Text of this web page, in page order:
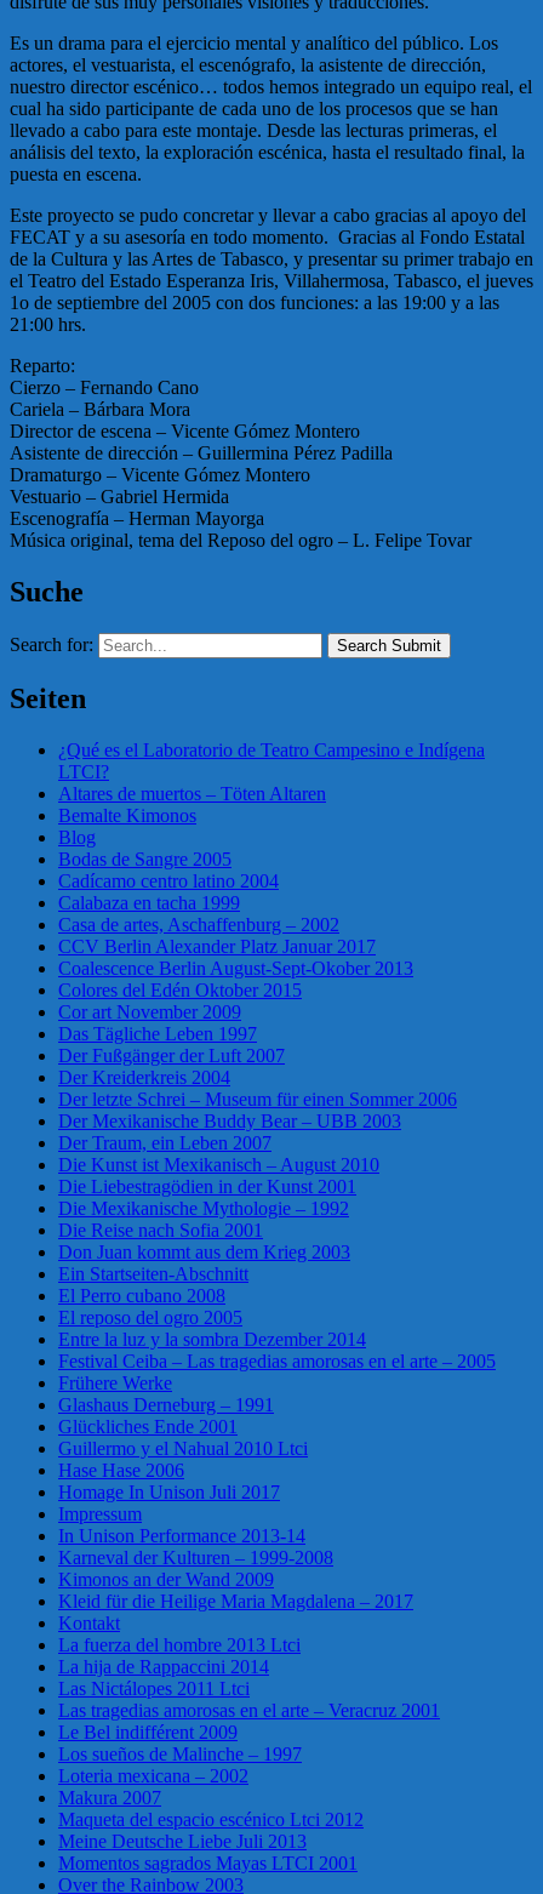
Es un drama para el ejercicio mental y analítico del público. Los
actores, el vestuarista, el escenógrafo, la asistente de dirección,
nuestro director escénico… todos hemos integrado un equipo real, el
cual ha sido participante de cada uno de los procesos que se han
llevado a cabo para este montaje. Desde las lecturas primeras, el
análisis del texto, la exploración escénica, hasta el resultado final, la
puesta en escena.
Este proyecto se pudo concretar y llevar a cabo gracias al apoyo del
FECAT y a su asesoría en todo momento. Gracias al Fondo Estatal
de la Cultura y las Artes de Tabasco, y presentar su primer trabajo en
el Teatro del Estado Esperanza Iris, Villahermosa, Tabasco, el jueves
1o de septiembre del 2005 con dos funciones: a las 19:00 y a las
21:00 hrs.
Reparto:
Cierzo – Fernando Cano
Cariela – Bárbara Mora
Director de escena – Vicente Gómez Montero
Asistente de dirección – Guillermina Pérez Padilla
Dramaturgo – Vicente Gómez Montero
Vestuario – Gabriel Hermida
Escenografía – Herman Mayorga
Música original, tema del Reposo del ogro – L. Felipe Tovar
Suche
Search for: Search Submit
Seiten
¿Qué es el Laboratorio de Teatro Campesino e Indígena
LTCI?
Altares de muertos – Töten Altaren
Bemalte Kimonos
Blog
Bodas de Sangre 2005
Cadícamo centro latino 2004
Calabaza en tacha 1999
Casa de artes, Aschaffenburg – 2002
CCV Berlin Alexander Platz Januar 2017
Coalescence Berlin August-Sept-Okober 2013
Colores del Edén Oktober 2015
Cor art November 2009
Das Tägliche Leben 1997
Der Fußgänger der Luft 2007
Der Kreiderkreis 2004
Der letzte Schrei – Museum für einen Sommer 2006
Der Mexikanische Buddy Bear – UBB 2003
Der Traum, ein Leben 2007
Die Kunst ist Mexikanisch – August 2010
Die Liebestragödien in der Kunst 2001
Die Mexikanische Mythologie – 1992
Die Reise nach Sofia 2001
Don Juan kommt aus dem Krieg 2003
Ein Startseiten-Abschnitt
El Perro cubano 2008
El reposo del ogro 2005
Entre la luz y la sombra Dezember 2014
Festival Ceiba – Las tragedias amorosas en el arte – 2005
Frühere Werke
Glashaus Derneburg – 1991
Glückliches Ende 2001
Guillermo y el Nahual 2010 Ltci
Hase Hase 2006
Homage In Unison Juli 2017
Impressum
In Unison Performance 2013-14
Karneval der Kulturen – 1999-2008
Kimonos an der Wand 2009
Kleid für die Heilige Maria Magdalena – 2017
Kontakt
La fuerza del hombre 2013 Ltci
La hija de Rappaccini 2014
Las Nictálopes 2011 Ltci
Las tragedias amorosas en el arte – Veracruz 2001
Le Bel indifférent 2009
Los sueños de Malinche – 1997
Loteria mexicana – 2002
Makura 2007
Maqueta del espacio escénico Ltci 2012
Meine Deutsche Liebe Juli 2013
Momentos sagrados Mayas LTCI 2001
Over the Rainbow 2003